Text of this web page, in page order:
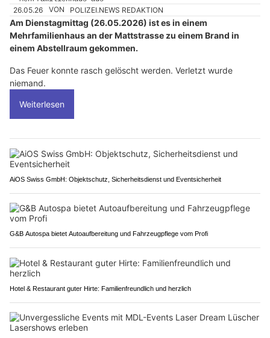
26.05.26 VON POLIZEI.NEWS REDAKTION
Am Dienstagmittag (26.05.2026) ist es in einem
Mehrfamilienhaus an der Mattstrasse zu einem Brand in
einem Abstellraum gekommen.
Das Feuer konnte rasch gelöscht werden. Verletzt wurde
niemand.
Weiterlesen
AiOS Swiss GmbH: Objektschutz, Sicherheitsdienst und Eventsicherheit
G&B Autospa bietet Autoaufbereitung und Fahrzeugpflege vom Profi
Hotel & Restaurant guter Hirte: Familienfreundlich und herzlich